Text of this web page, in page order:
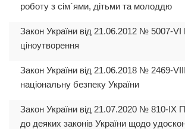
роботу з сім`ями, дітьми та молоддю
Закон України від 21.06.2012 № 5007-VI
ціноутворення
Закон України від 21.06.2018 № 2469-
національну безпеку України
Закон України від 21.07.2020 № 810-IX
до деяких законів України щодо